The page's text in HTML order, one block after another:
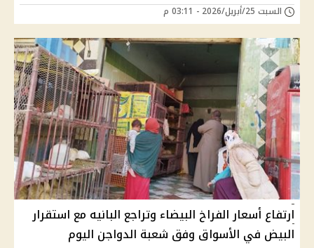
السبت 25/أبريل/2026 - 03:11 م
ارتفاع أسعار الفراخ البيضاء وتراجع البانيه مع استقرار
البيض في الأسواق وفق شعبة الدواجن اليوم